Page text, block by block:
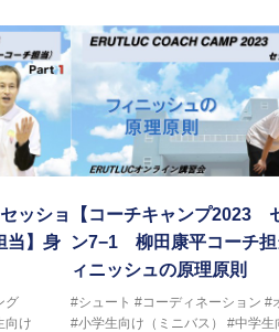
ナショナルキャンプヘッドコーチ
子日本代表サポートコーチ
日本代表スプリングキャンプアドバ
ナショナルキャンプヘッドコーチ
ナショナルキャンプヘッドコーチ
2021年男子日本代表サポートコーチ
ッショ
当】身
グ
向け
【コーチキャンプ2023
ン7−1 柳田康平コーチ担
ィニッシュの原理原則
#シュート #コーディネーション #
#小学生向け（ミニバス）
#中学生